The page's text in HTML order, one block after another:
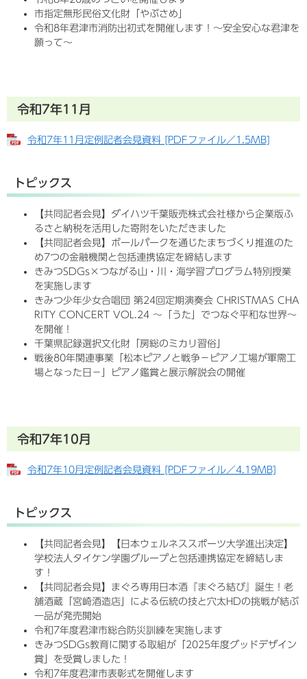
市指定無形民俗文化財「やぶさめ」
令和8年君津市消防出初式を開催します！〜安全安心な君津を
願って〜
令和7年11月
令和7年11月定例記者会見資料 [PDFファイル／1.5MB]
トピックス
【共同記者会見】ダイハツ千葉販売株式会社様から企業版ふ
るさと納税を活用した寄附をいただきました
【共同記者会見】ボールパークを通じたまちづくり推進のた
め7つの金融機関と包括連携協定を締結します
きみつSDGs×つながる山・川・海学習プログラム特別授業
を実施します
きみつ少年少女合唱団 第24回定期演奏会 CHRISTMAS CHA
RITY CONCERT VOL.24 ～「うた」でつなぐ平和な世界～
を開催！
千葉県記録選択文化財「房総のミカリ習俗」
戦後80年関連事業「松本ピアノと戦争－ピアノ工場が軍需工
場となった日－」ピアノ鑑賞と展示解説会の開催
令和7年10月
令和7年10月定例記者会見資料 [PDFファイル／4.19MB]
トピックス
【共同記者会見】【日本ウェルネススポーツ大学進出決定】
学校法人タイケン学園グループと包括連携協定を締結しま
す！
【共同記者会見】まぐろ専用日本酒『まぐろ結び』誕生！老
舗酒蔵「宮崎酒造店」による伝統の技と穴太HDの挑戦が結ぶ
一品が発売開始
令和7年度君津市総合防災訓練を実施します
きみつSDGs教育に関する取組が「2025年度グッドデザイン
賞」を受賞しました！
令和7年度君津市表彰式を開催します